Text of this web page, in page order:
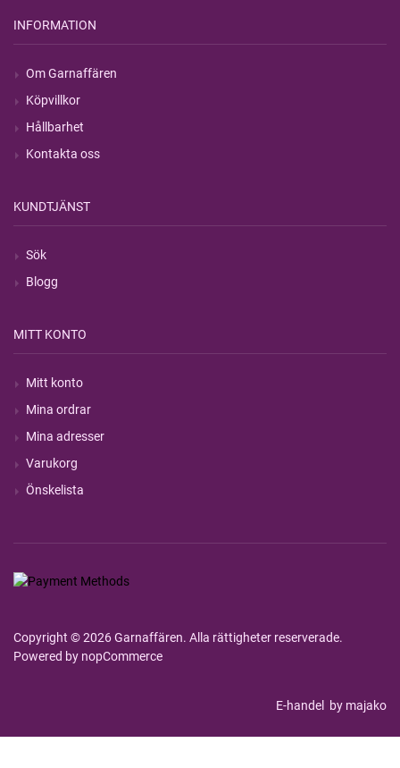
INFORMATION
Om Garnaffären
Köpvillkor
Hållbarhet
Kontakta oss
KUNDTJÄNST
Sök
Blogg
MITT KONTO
Mitt konto
Mina ordrar
Mina adresser
Varukorg
Önskelista
Copyright © 2026 Garnaffären. Alla rättigheter reserverade.
Powered by nopCommerce
E-handel by majako